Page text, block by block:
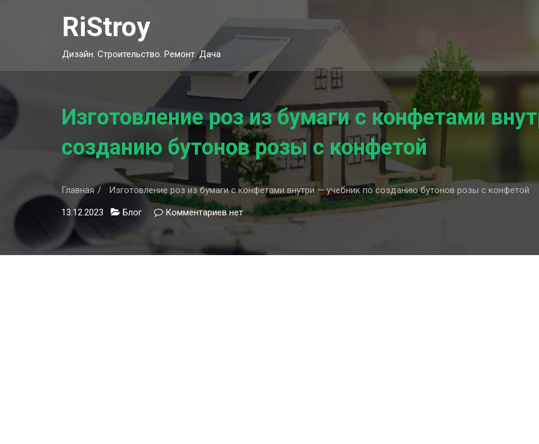
RiStroy
Дизайн. Строительство. Ремонт. Дача
Изготовление роз из бумаги с конфетами
созданию бутонов розы с конфетой
Главная Изготовление роз из бумаги с конфетами внутри — учебник по созданию бутонов розы с конфетой
13.12.2023 Блог Комментариевк
записи
роз
нет